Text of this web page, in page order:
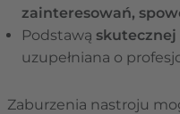
zainteresowań,
Podstawą
uzupełniana o
Zaburzenia nastroju